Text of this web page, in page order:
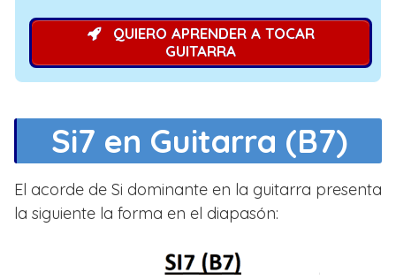
QUIERO APRENDER A TOCAR
GUITARRA
Si7 en Guitarra (B7)
El acorde de Si dominante en la guitarra presenta
la siguiente la forma en el diapasón: